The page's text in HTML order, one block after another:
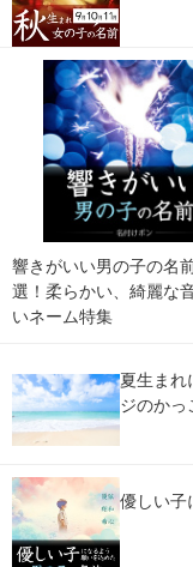
響きがいい男の子の名
選！柔らかい、綺麗な
いネーム特集
夏生まれ
ジのかっ
優しい子